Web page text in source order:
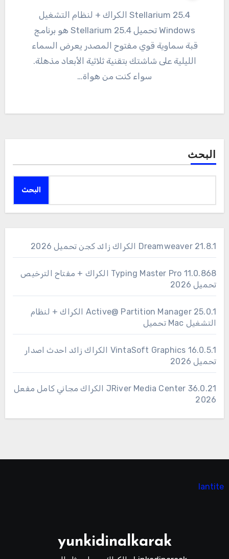
25.4 Stellarium الكراك + لنظام التشغيل
Windows تحميل 25.4 Stellarium هو برنامج
قبة سماوية قوي مفتوح المصدر يعرض السماء
الليلية على شاشتك بتقنية ثلاثية الأبعاد مذهلة.
سواء كنت من هواة…
البحث
البحث
Dreamweaver 21.8.1 الكراك زائد كجن تحميل 2026
11.0.868 Typing Master Pro الكراك + مفتاح الترخيص
تحميل 2026
25.0.1 Active@ Partition Manager الكراك + لنظام
التشغيل Mac تحميل
16.0.5.1 VintaSoft Graphics الكراك زائد احدث اصدار
تحميل 2026
36.0.21 JRiver Media Center الكراك مجاني كامل مفعل
2026
lantite
yunkidinalkarak